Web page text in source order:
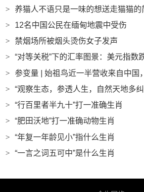
>
养猫人不语只是一味的想送走猫猫的
>
12名中国公民在缅甸地震中受伤
>
禁烟场所被烟头烫伤女子发声
>
“对等关税”下的汇率图景：美元指数跌破100关口，投
>
参变量 | 始祖鸟近一半营收来自中国，国内门店
>
“观察生态，参透人生，自然天地多
>
“行百里者半九十”打一准确生肖
>
“肥田沃地”打一准确动物生肖
>
“年复一年龄见小”指什么生肖
>
“一言之词五可中”是什么生肖